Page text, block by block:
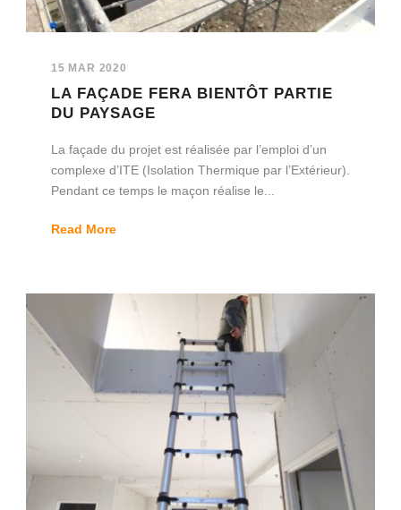
15 MAR 2020
LA FAÇADE FERA BIENTÔT PARTIE
DU PAYSAGE
La façade du projet est réalisée par l’emploi d’un
complexe d’ITE (Isolation Thermique par l’Extérieur).
Pendant ce temps le maçon réalise le...
Read More